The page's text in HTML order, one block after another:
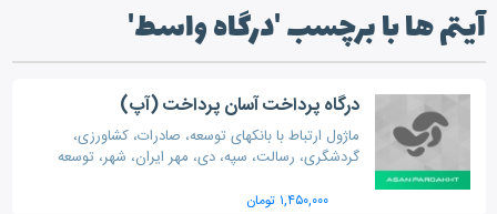
آیتم ها با برچسب 'درگاه واسط'
درگاه پرداخت آسان پرداخت (آپ)
ماژول ارتباط با بانکهای توسعه، صادرات، کشاورزی،
گردشگری، رسالت، سپه، دی، مهر ایران، شهر، توسعه
خاورمیانه، سینا و اقتصاد نوین